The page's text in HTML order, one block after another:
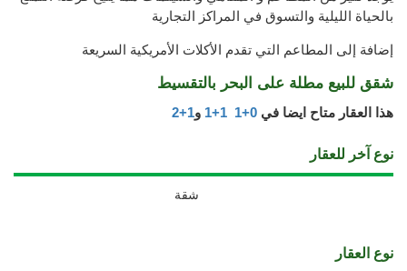
بالحياة الليلية والتسوق في المراكز التجارية
إضافة إلى المطاعم التي تقدم الأكلات الأمريكية السريعة
شقق للبيع مطلة على البحر بالتقسيط
هذا العقار متاح ايضا في 0+1 و1+2
نوع آخر للعقار
شقة
نوع العقار